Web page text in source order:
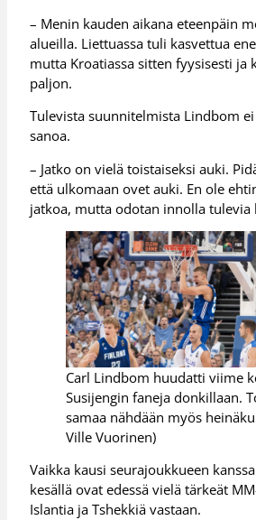
– Menin kauden aikana eteenpäin
alueilla. Liettuassa tuli kasvettua
mutta Kroatiassa sitten fyysisesti ja
paljon.
Tulevista suunnitelmista Lindbom
sanoa.
– Jatko on vielä toistaiseksi auki.
että ulkomaan ovet auki. En ole
jatkoa, mutta odotan innolla tulevia
Carl Lindbom huudatti viime
Susijengin faneja donkillaan.
samaa nähdään myös
Ville Vuorinen)
Vaikka kausi seurajoukkueen
kesällä ovat edessä vielä tärkeät
Islantia ja Tshekkiä vastaan.